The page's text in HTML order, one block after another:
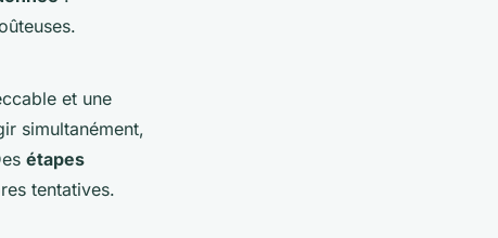
et une
simultanément,
étapes
tentatives.